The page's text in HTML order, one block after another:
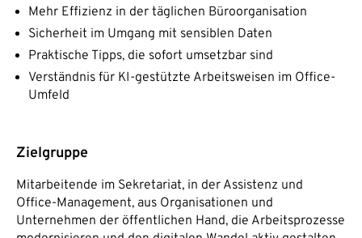
Mehr Effizienz in der täglichen Büroorganisation
Sicherheit im Umgang mit sensiblen Daten
Praktische Tipps, die sofort umsetzbar sind
Verständnis für KI-gestützte Arbeitsweisen im Office-
Umfeld
Zielgruppe
Mitarbeitende im Sekretariat, in der Assistenz und
Office-Management, aus Organisationen und
Unternehmen der öffentlichen Hand, die Arbeitsprozesse